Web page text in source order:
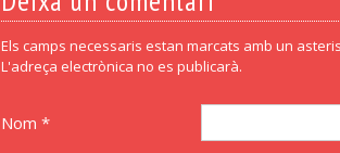
Els camps necessaris estan marcats amb un
L'adreça electrònica no es publicarà.
Nom *